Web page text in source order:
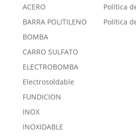
ACERO
BARRA POLITILENO
BOMBA
CARRO SULFATO
ELECTROBOMBA
Electrosoldable
FUNDICION
INOX
INOXIDABLE
Política
Política